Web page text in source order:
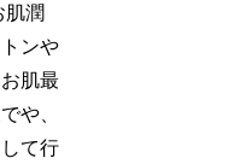
肌潤
ンや
肌最
や、
て行